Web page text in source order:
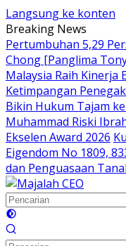
Langsung ke konten
Breaking News
Pertumbuhan 5,29
Chong [Panglima
Malaysia Raih Kinerja
Ketimpangan
Bikin Hukum Tajam
Muhammad Riski
Ekselen Award 2026
Eigendom No 1809,
dan Penguasaan